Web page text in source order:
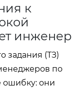
к
инженер
задания (ТЗ)
по
ошибку: они